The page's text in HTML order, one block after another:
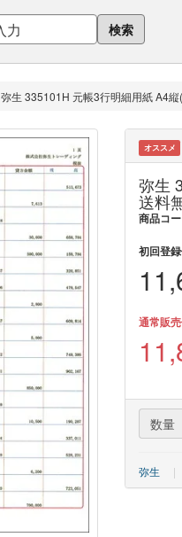
検索
弥生 335101H 元帳3行明細用紙 A4
オススメ
弥生
送料
商品コー
初回登
通常販
数量
弥生 |